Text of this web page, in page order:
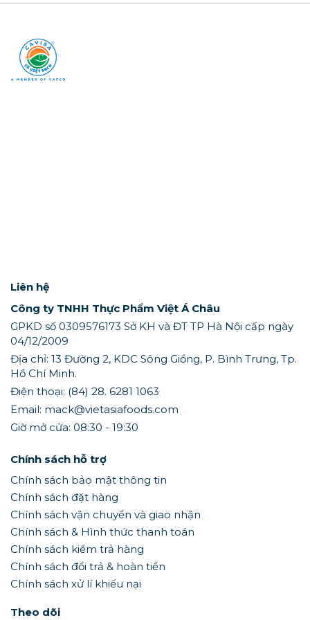
Liên hệ
Công ty TNHH Thực Phẩm Việt Á Châu
GPKD số 0309576173 Sở KH và ĐT TP Hà Nội cấp ngày
04/12/2009
Địa chỉ: 13 Đường 2, KDC Sông Giồng, P. Bình Trưng, Tp.
Hồ Chí Minh.
Điện thoại: (84) 28. 6281 1063
Email: mack@vietasiafoods.com
Giờ mở cửa: 08:30 - 19:30
Chính sách hỗ trợ
Chính sách bảo mật thông tin
Chính sách đặt hàng
Chính sách vận chuyển và giao nhận
Chính sách & Hình thức thanh toán
Chính sách kiểm trả hàng
Chính sách đổi trả & hoàn tiền
Chính sách xử lí khiếu nại
Theo dõi